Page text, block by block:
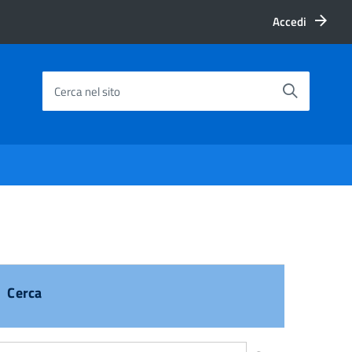
Accedi
Cerca nel sito
Cerca